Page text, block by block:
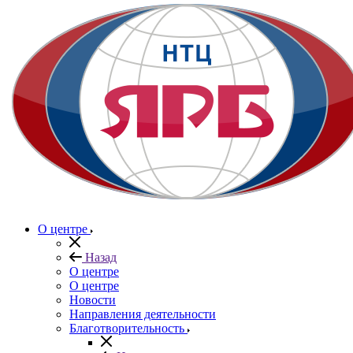
О центре
Назад
О центре
О центре
Новости
Направления деятельности
Благотворительность